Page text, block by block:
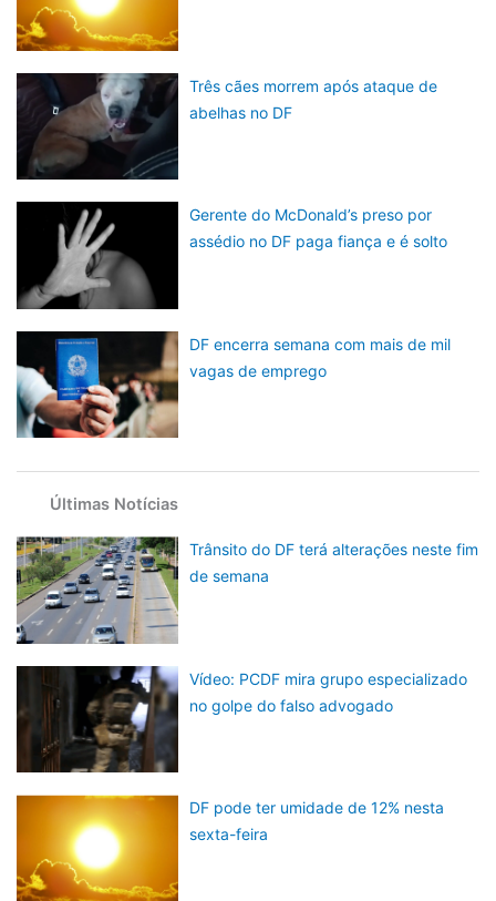
Três cães morrem após ataque de
abelhas no DF
Gerente do McDonald’s preso por
assédio no DF paga fiança e é solto
DF encerra semana com mais de mil
vagas de emprego
Últimas Notícias
Trânsito do DF terá alterações neste fim
de semana
Vídeo: PCDF mira grupo especializado
no golpe do falso advogado
DF pode ter umidade de 12% nesta
sexta-feira